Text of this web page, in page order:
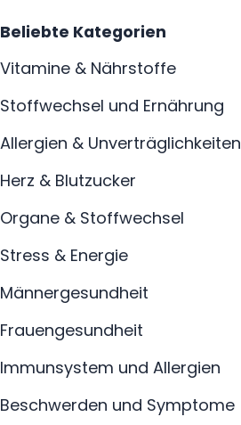
Beliebte Kategorien
Vitamine & Nährstoffe
Stoffwechsel und Ernährung
Allergien & Unverträglichkeiten
Herz & Blutzucker
Organe & Stoffwechsel
Stress & Energie
Männergesundheit
Frauengesundheit
Immunsystem und Allergien
Beschwerden und Symptome